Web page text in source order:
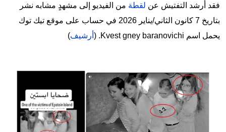
فقد أرشد التفتيش عن لقطة من الفيديو إلى مشهدٍ مشابه نشر
بتاريخ 7 كانون الثاني/يناير 2026 في حساب على موقع تيك توك
يحمل اسم Kvest gney baranovichi. (
أرشيف)
Image